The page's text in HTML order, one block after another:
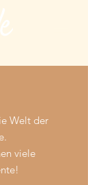
Welt der
viele